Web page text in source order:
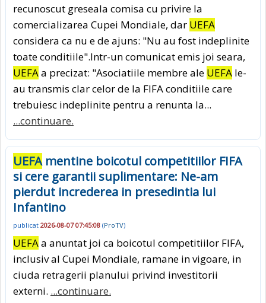
recunoscut greseala comisa cu privire la
comercializarea Cupei Mondiale, dar UEFA
considera ca nu e de ajuns: "Nu au fost indeplinite
toate conditiile".Intr-un comunicat emis joi seara,
UEFAa precizat: "Asociatiile membre ale UEFA le-
au transmis clar celor de la FIFA conditiile care
trebuiesc indeplinite pentru a renunta la...
...continuare.
UEFAmentine boicotul competitiilor FIFA
si cere garantii suplimentare: Ne-am
pierdut increderea in presedintia lui
Infantino
publicat 2026-08-07 07:45:08 (ProTV)
UEFAa anuntat joi ca boicotul competitiilor FIFA,
inclusiv al Cupei Mondiale, ramane in vigoare, in
ciuda retragerii planului privind investitorii
externi. ...continuare.